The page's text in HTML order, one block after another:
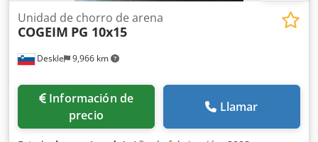
Deskle 9,966 km
Unidad de chorro de arena
COGEIM PG 10x15
Información de
precio
Llamar